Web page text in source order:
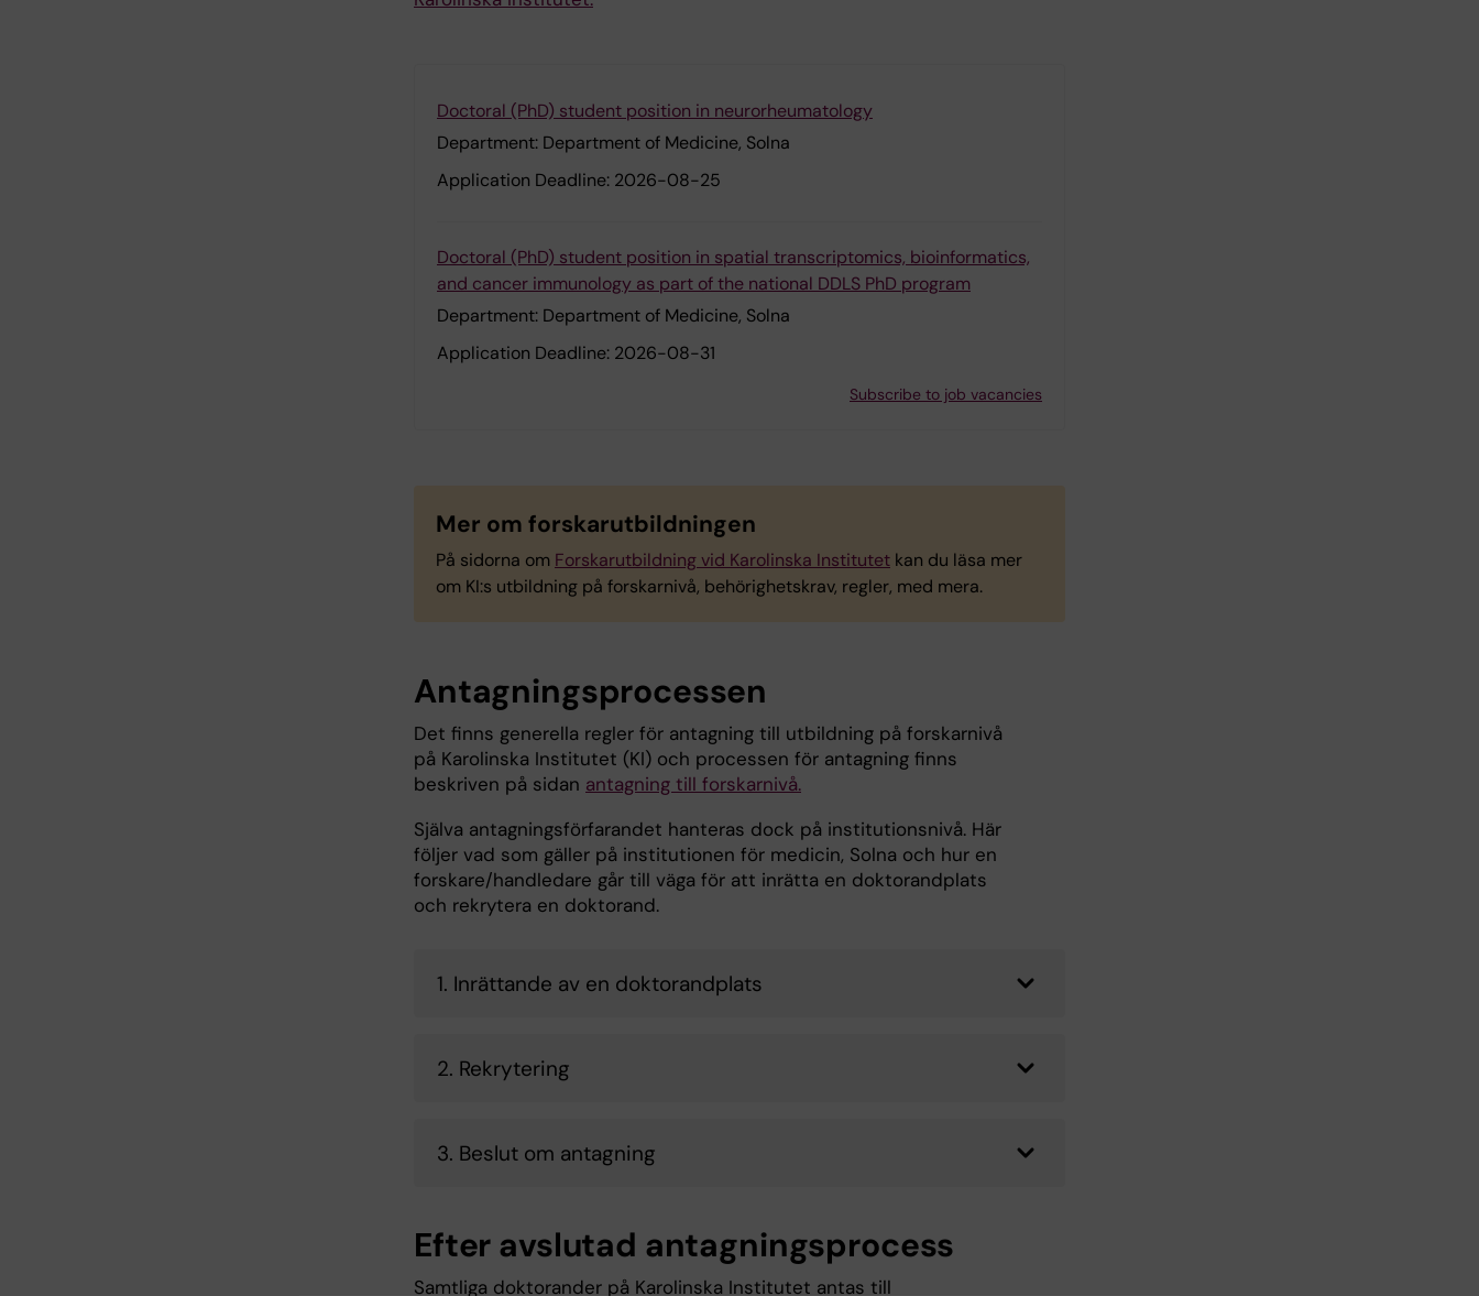
Doctoral (PhD) student position in neurorheumatology
Department: Department of Medicine, Solna
Application Deadline: 2026-08-25
Doctoral (PhD) student position in spatial transcriptomics, bioinformatics,
and cancer immunology as part of the national DDLS PhD program
Department: Department of Medicine, Solna
Application Deadline: 2026-08-31
Subscribe to job vacancies
Mer om forskarutbildningen
På sidorna om Forskarutbildning vid Karolinska Institutet kan du läsa mer
om KI:s utbildning på forskarnivå, behörighetskrav, regler, med mera.
Antagningsprocessen
Det finns generella regler för antagning till utbildning på forskarnivå
på Karolinska Institutet (KI) och processen för antagning finns
beskriven på sidan antagning till forskarnivå.
Själva antagningsförfarandet hanteras dock på institutionsnivå. Här
följer vad som gäller på institutionen för medicin, Solna och hur en
forskare/handledare går till väga för att inrätta en doktorandplats
och rekrytera en doktorand.
1. Inrättande av en doktorandplats
2. Rekrytering
3. Beslut om antagning
Efter avslutad antagningsprocess
Samtliga doktorander på Karolinska Institutet antas till